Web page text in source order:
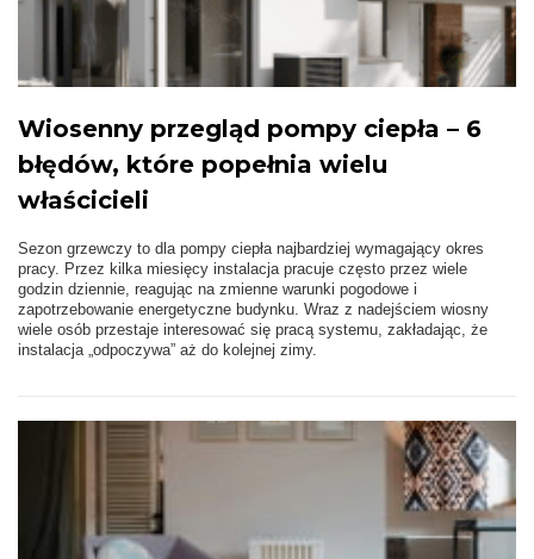
Wiosenny przegląd pompy ciepła – 6
błędów, które popełnia wielu
właścicieli
Sezon grzewczy to dla pompy ciepła najbardziej wymagający okres
pracy. Przez kilka miesięcy instalacja pracuje często przez wiele
godzin dziennie, reagując na zmienne warunki pogodowe i
zapotrzebowanie energetyczne budynku. Wraz z nadejściem wiosny
wiele osób przestaje interesować się pracą systemu, zakładając, że
instalacja „odpoczywa” aż do kolejnej zimy.